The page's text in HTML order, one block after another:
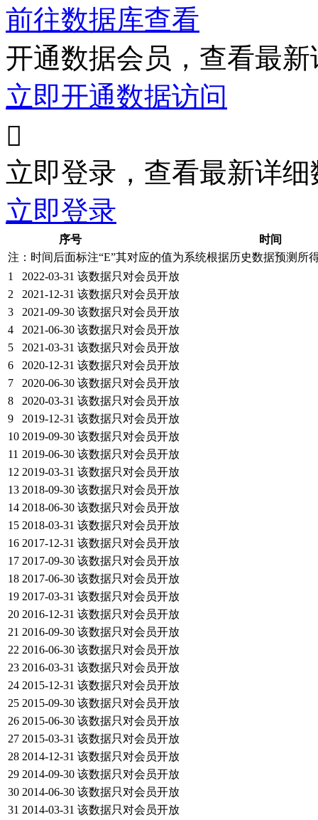
前往数据库查看
开通数据会员，查看最
立即开通数据访问

立即登录，查看最新详细
立即登录
序号
时间
注：时间后面标注“E”其对应的值为系统根据历史数据预测所
1
2022-03-31 该数据只对会员开放
2
2021-12-31 该数据只对会员开放
3
2021-09-30 该数据只对会员开放
4
2021-06-30 该数据只对会员开放
5
2021-03-31 该数据只对会员开放
6
2020-12-31 该数据只对会员开放
7
2020-06-30 该数据只对会员开放
8
2020-03-31 该数据只对会员开放
9
2019-12-31 该数据只对会员开放
10 2019-09-30 该数据只对会员开放
11 2019-06-30 该数据只对会员开放
12 2019-03-31 该数据只对会员开放
13 2018-09-30 该数据只对会员开放
14 2018-06-30 该数据只对会员开放
15 2018-03-31 该数据只对会员开放
16 2017-12-31 该数据只对会员开放
17 2017-09-30 该数据只对会员开放
18 2017-06-30 该数据只对会员开放
19 2017-03-31 该数据只对会员开放
20 2016-12-31 该数据只对会员开放
21 2016-09-30 该数据只对会员开放
22 2016-06-30 该数据只对会员开放
23 2016-03-31 该数据只对会员开放
24 2015-12-31 该数据只对会员开放
25 2015-09-30 该数据只对会员开放
26 2015-06-30 该数据只对会员开放
27 2015-03-31 该数据只对会员开放
28 2014-12-31 该数据只对会员开放
29 2014-09-30 该数据只对会员开放
30 2014-06-30 该数据只对会员开放
31 2014-03-31 该数据只对会员开放